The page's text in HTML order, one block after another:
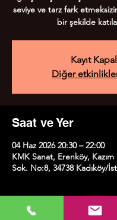
seviye ve tarz fark
bir şekilde
Kayıt
Diğer
Saat ve Yer
04 Haz 2026 20:30 – 22:00
KMK Sanat, Erenköy,
Sok. No:8, 34738 Kadıköy/
Etkinlik hakkında